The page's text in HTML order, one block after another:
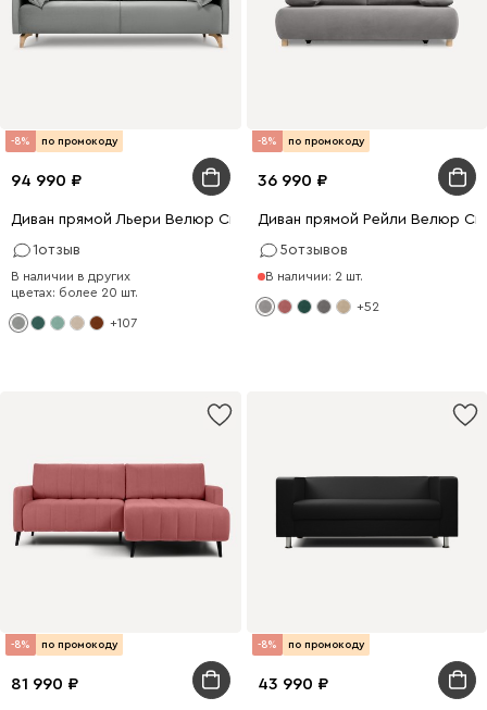
-8% по промокоду
94 990
Диван прямой Льери Велюр Светло-серый
1отзыв
В наличии в других
цветах: более 20 шт.
+107
-8% по промокоду
36 990
Диван прямой Рейли Велюр
5отзывов
В наличии: 2 шт.
+52
-8% по промокоду
81 990
-8% по промокоду
43 990